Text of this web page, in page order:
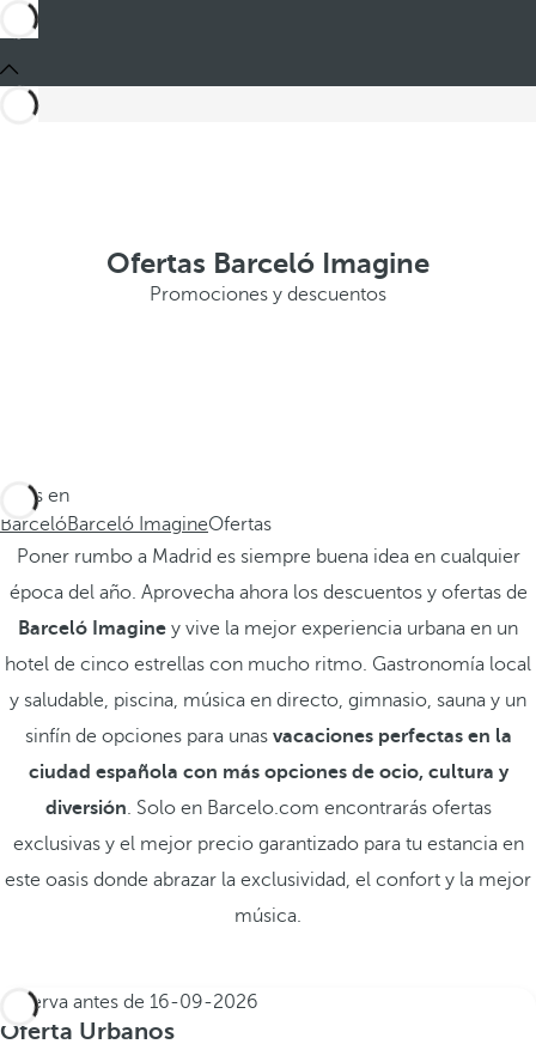
Ofertas Barceló Imagine
Promociones y descuentos
Estás en
BarcelóBarceló ImagineOfertas
Poner rumbo a Madrid es siempre buena idea en cualquier
época del año. Aprovecha ahora los descuentos y ofertas de
Barceló Imagine y vive la mejor experiencia urbana en un
hotel de cinco estrellas con mucho ritmo. Gastronomía local
y saludable, piscina, música en directo, gimnasio, sauna y un
sinfín de opciones para unas vacaciones perfectas en la
ciudad española con más opciones de ocio, cultura y
diversión. Solo en Barcelo.com encontrarás ofertas
exclusivas y el mejor precio garantizado para tu estancia en
este oasis donde abrazar la exclusividad, el confort y la mejor
música.
Reserva antes de 16-09-2026
Oferta Urbanos